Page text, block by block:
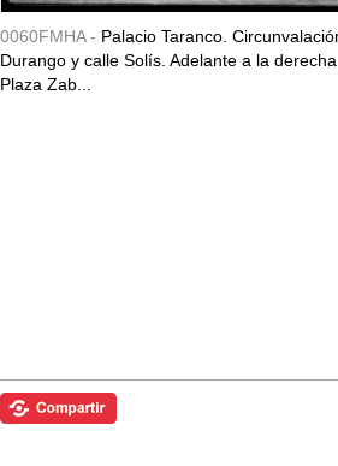
0060FMHA - Palacio Taranco.
Durango y calle Solís. Adelante a la
Plaza Zab...